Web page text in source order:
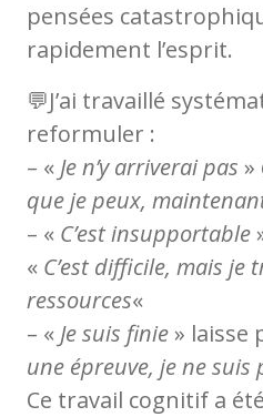
pensées
rapidement l’esprit.
💬J’ai travaillé
reformuler :
– « Je n’y arriverai pas »
que je peux,
– « C’est insupportable
« C’est difficile, mais je
ressources«
– « Je suis finie» laisse
une épreuve, je ne suis
Ce travail cognitif a